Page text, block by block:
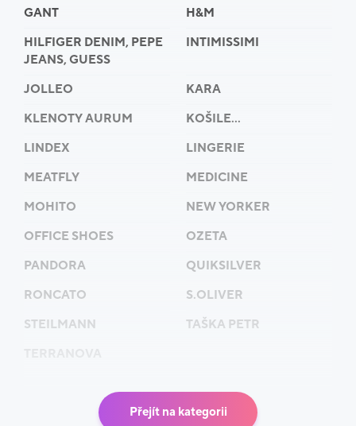
GANT
H&M
HILFIGER DENIM, PEPE
JEANS, GUESS
INTIMISSIMI
JOLLEO
KARA
KLENOTY AURUM
KOŠILE...
LINDEX
LINGERIE
MEATFLY
MEDICINE
MOHITO
NEW YORKER
OFFICE SHOES
OZETA
PANDORA
QUIKSILVER
RONCATO
S.OLIVER
STEILMANN
TAŠKA PETR
Přejít na kategorii